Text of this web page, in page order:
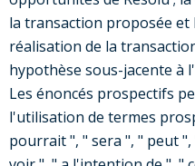
la transaction proposée
réalisation de la
hypothèse sous-jacente à
Les énoncés prospectifs
l'utilisation de termes
pourrait ", " sera ", " peut